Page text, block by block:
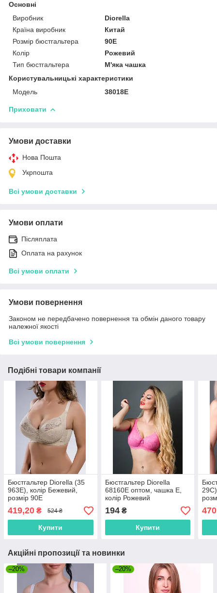
Основні
Виробник
Diorella
Країна виробник
Китай
Розмір бюстгальтера
90E
Колір
Рожевий
Тип бюстгальтера
М'яка чашка
Користувальницькі характеристики
Модель
38018E
Приховати
Умови доставки
Нова Пошта
Укрпошта
Всі умови доставки
Умови оплати
Післяплата
Оплата на рахунок
Всі умови оплати
Умови повернення
Законом не передбачено повернення та обмін даного товару
належної якості
Всі умови повернення
Подібні товари компанії
Бюстгальтер Diorella (35
963E), колір Бежевий,
розмір 90E
419,20 ₴ 524 ₴
Купити
Бюстгальтер Diorella
68160E оптом, чашка E,
колір Рожевий
194₴
Купити
Акційні пропозиції та новинки
–20% –20%